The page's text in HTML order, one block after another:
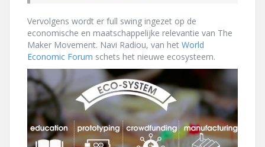
Vervolgens wordt er full swing ingezet op de
economische en maatschappelijke relevantie van The
Maker Movement. Navi Radiou, van het World
Economic Forum schets het nieuwe ecosysteem.